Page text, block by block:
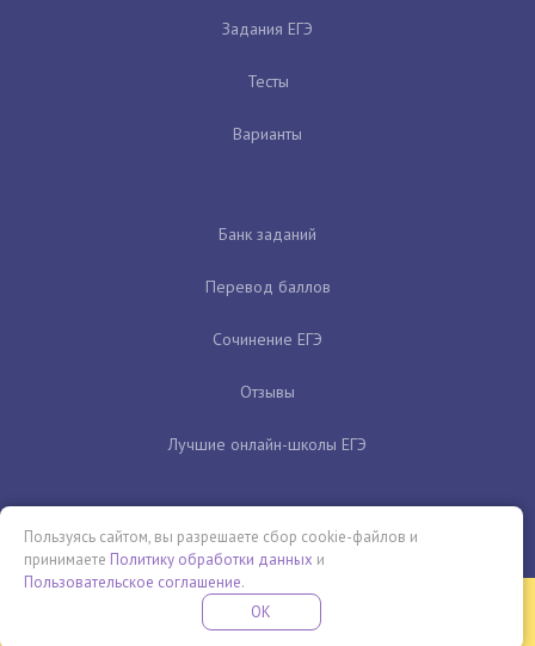
Задания ЕГЭ
Тесты
Варианты
Банк заданий
Перевод баллов
Сочинение ЕГЭ
Отзывы
Лучшие онлайн-школы ЕГЭ
Бесплатная летняя школа
ПРОВЕДИ ЭТО ЛЕТО С ПОЛЬЗОЙ
Пользуясь сайтом, вы разрешаете сбор cookie-файлов и
принимаете Политику обработки данных и
Пользовательское соглашение.
OK